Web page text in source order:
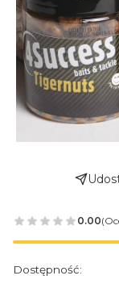
0.00
Dostępność: